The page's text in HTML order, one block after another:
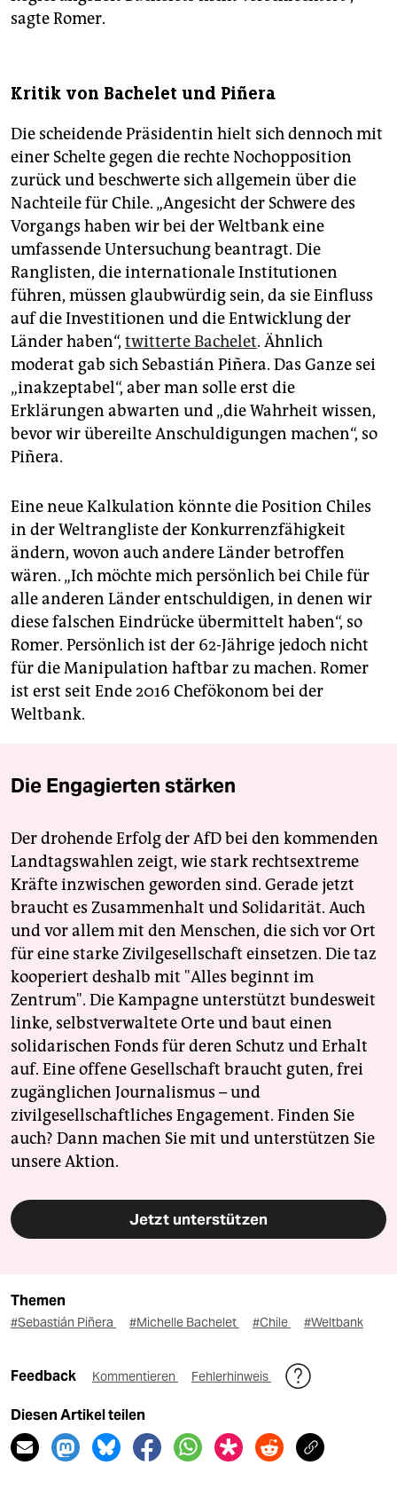
sagte Romer.
Kritik von Bachelet und Piñera
Die scheidende Präsidentin hielt sich dennoch mit
einer Schelte gegen die rechte Nochopposition
zurück und beschwerte sich allgemein über die
Nachteile für Chile. „Angesicht der Schwere des
Vorgangs haben wir bei der Weltbank eine
umfassende Untersuchung beantragt. Die
Ranglisten, die internationale Institutionen
führen, müssen glaubwürdig sein, da sie Einfluss
auf die Investitionen und die Entwicklung der
Länder haben“, twitterte Bachelet. Ähnlich
moderat gab sich Sebastián Piñera. Das Ganze sei
„inakzeptabel“, aber man solle erst die
Erklärungen abwarten und „die Wahrheit wissen,
bevor wir übereilte Anschuldigungen machen“, so
Piñera.
Eine neue Kalkulation könnte die Position Chiles
in der Weltrangliste der Konkurrenzfähigkeit
ändern, wovon auch andere Länder betroffen
wären. „Ich möchte mich persönlich bei Chile für
alle anderen Länder entschuldigen, in denen wir
diese falschen Eindrücke übermittelt haben“, so
Romer. Persönlich ist der 62-Jährige jedoch nicht
für die Manipulation haftbar zu machen. Romer
ist erst seit Ende 2016 Chefökonom bei der
Weltbank.
Die Engagierten stärken
Der drohende Erfolg der AfD bei den kommenden
Landtagswahlen zeigt, wie stark rechtsextreme
Kräfte inzwischen geworden sind. Gerade jetzt
braucht es Zusammenhalt und Solidarität. Auch
und vor allem mit den Menschen, die sich vor Ort
für eine starke Zivilgesellschaft einsetzen. Die taz
kooperiert deshalb mit "Alles beginnt im
Zentrum". Die Kampagne unterstützt bundesweit
linke, selbstverwaltete Orte und baut einen
solidarischen Fonds für deren Schutz und Erhalt
auf. Eine offene Gesellschaft braucht guten, frei
zugänglichen Journalismus – und
zivilgesellschaftliches Engagement. Finden Sie
auch? Dann machen Sie mit und unterstützen Sie
unsere Aktion.
Jetzt unterstützen
Themen
#Sebastián Piñera #Michelle Bachelet #Chile #Weltbank
Feedback Kommentieren Fehlerhinweis
Diesen Artikel teilen